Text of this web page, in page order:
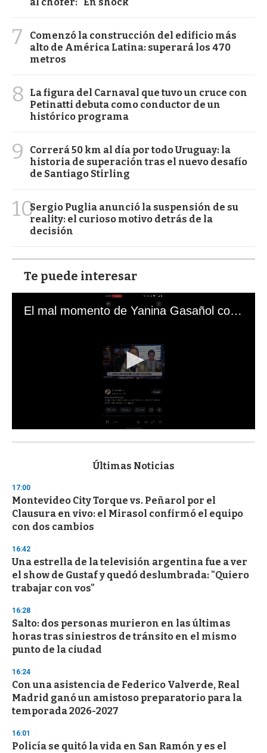
7
Comenzó la construcción del edificio más
alto de América Latina: superará los 470
metros
8
La figura del Carnaval que tuvo un cruce con
Petinatti debuta como conductor de un
histórico programa
9
Correrá 50 km al día por todo Uruguay: la
historia de superación tras el nuevo desafío
de Santiago Stirling
10Sergio Puglia anunció la suspensión de su
reality: el curioso motivo detrás de la
decisión
Te puede interesar
El mal momento de Yanina Gasañol con un hincha argentino en "Subrayado"
s
d
s
o
f
3
s
e
c
o
n
Últimas Noticias
17:00
Montevideo City Torque vs. Peñarol por el
Clausura en vivo: el Mirasol confirmó el equipo
con dos cambios
16:42
Una estrella de la televisión argentina fue a ver
el show de Gustaf y quedó deslumbrada: "Quiero
trabajar con vos"
16:28
Salto: dos personas murieron en las últimas
horas tras siniestros de tránsito en el mismo
punto de la ciudad
16:24
Con una asistencia de Federico Valverde, Real
Madrid ganó un amistoso preparatorio para la
temporada 2026-2027
16:01
Policía se quitó la vida en San Ramón y es el